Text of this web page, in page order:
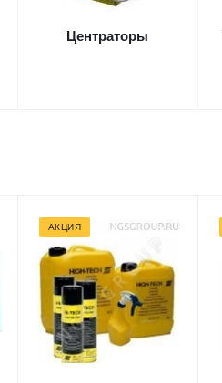
Центраторы
АКЦИЯ